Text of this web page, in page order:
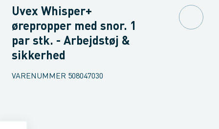
Uvex Whisper+
ørepropper med snor. 1
par stk. - Arbejdstøj &
sikkerhed
VARENUMMER 508047030